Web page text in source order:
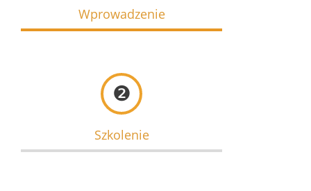
Wprowadzenie
❷
Szkolenie